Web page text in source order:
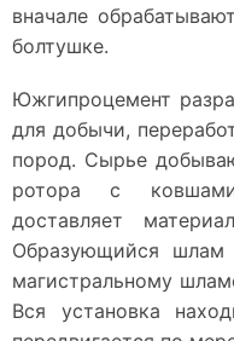
вначале
болтушке.
Южгипроцемент
для добычи,
пород. Сырье
ротора с
доставляет
Образующийся шлам
магистральному
Вся установка